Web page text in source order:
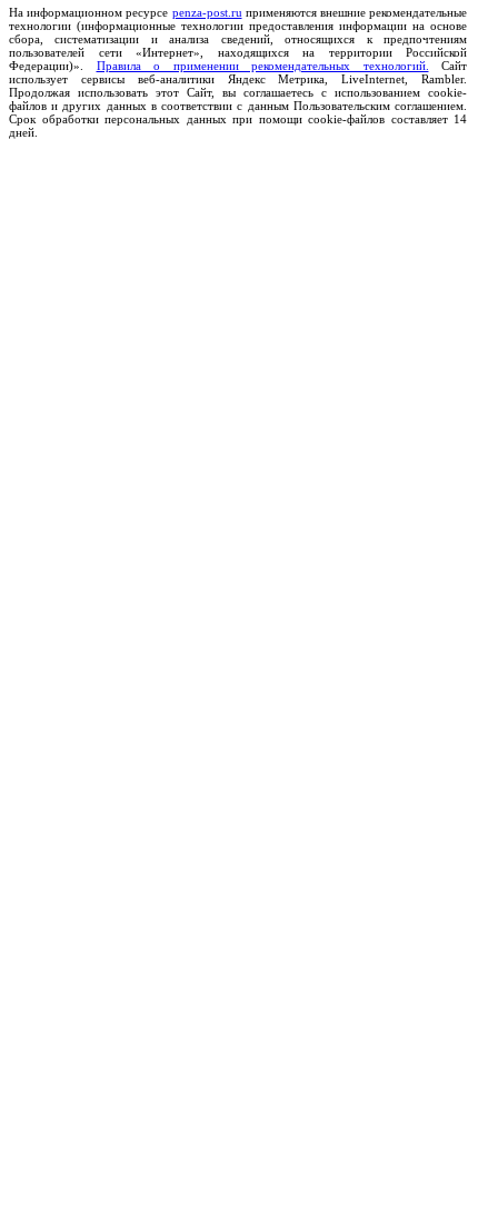
На информационном ресурсе penza-post.ru применяются внешние рекомендательные
технологии (информационные технологии предоставления информации на основе
сбора, систематизации и анализа сведений, относящихся к предпочтениям
пользователей сети «Интернет», находящихся на территории Российской
Федерации)». Правила о применении рекомендательных технологий.
Сайт
использует сервисы веб-аналитики Яндекс Метрика, LiveInternet, Rambler.
Продолжая использовать этот Сайт, вы соглашаетесь с использованием cookie-
файлов и других данных в соответствии с данным Пользовательским соглашением.
Срок обработки персональных данных при помощи cookie-файлов составляет 14
дней.